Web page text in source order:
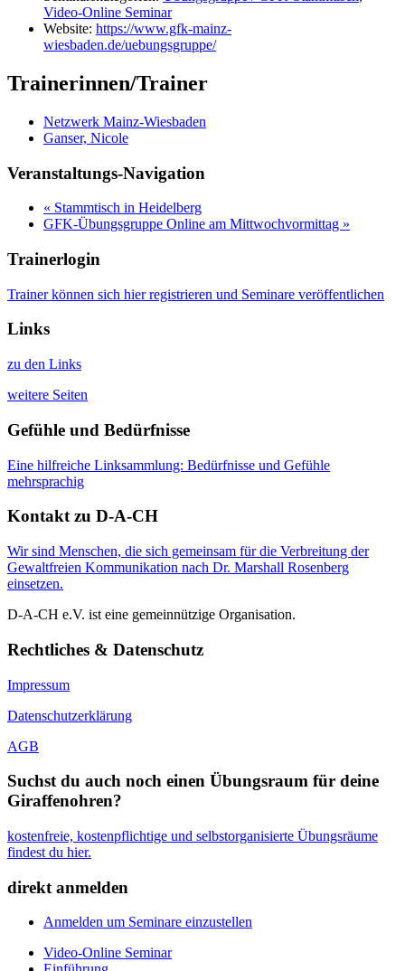
Video-Online Seminar
Website: https://www.gfk-mainz-
wiesbaden.de/uebungsgruppe/
Trainerinnen/Trainer
Netzwerk Mainz-Wiesbaden
Ganser, Nicole
Veranstaltungs-Navigation
« Stammtisch in Heidelberg
GFK-Übungsgruppe Online am Mittwochvormittag »
Trainerlogin
Trainer können sich hier registrieren und Seminare veröffentlichen
Links
zu den Links
weitere Seiten
Gefühle und Bedürfnisse
Eine hilfreiche Linksammlung: Bedürfnisse und Gefühle
mehrsprachig
Kontakt zu D-A-CH
Wir sind Menschen, die sich gemeinsam für die Verbreitung der
Gewaltfreien Kommunikation nach Dr. Marshall Rosenberg
einsetzen.
D-A-CH e.V. ist eine gemeinnützige Organisation.
Rechtliches & Datenschutz
Impressum
Datenschutzerklärung
AGB
Suchst du auch noch einen Übungsraum für deine
Giraffenohren?
kostenfreie, kostenpflichtige und selbstorganisierte Übungsräume
findest du hier.
direkt anmelden
Anmelden um Seminare einzustellen
Video-Online Seminar